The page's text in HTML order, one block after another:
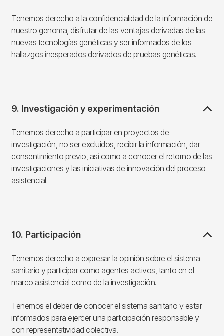
Tenemos derecho a la confidencialidad de la información de
nuestro genoma, disfrutar de las ventajas derivadas de las
nuevas tecnologías genéticas y ser informados de los
hallazgos inesperados derivados de pruebas genéticas.
9. Investigación y experimentación
Tenemos derecho a participar en proyectos de
investigación, no ser excluidos, recibir la información, dar
consentimiento previo, así como a conocer el retorno de las
investigaciones y las iniciativas de innovación del proceso
asistencial.
10. Participación
Tenemos derecho a expresar la opinión sobre el sistema
sanitario y participar como agentes activos, tanto en el
marco asistencial como de la investigación.
Tenemos el deber de conocer el sistema sanitario y estar
informados para ejercer una participación responsable y
con representatividad colectiva.